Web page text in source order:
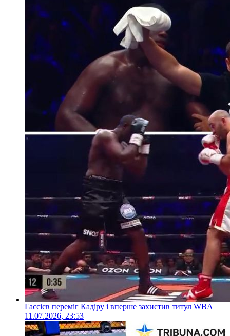
Гассієв переміг Кадіру і вперше захистив титул WBA
11.07.2026, 23:53